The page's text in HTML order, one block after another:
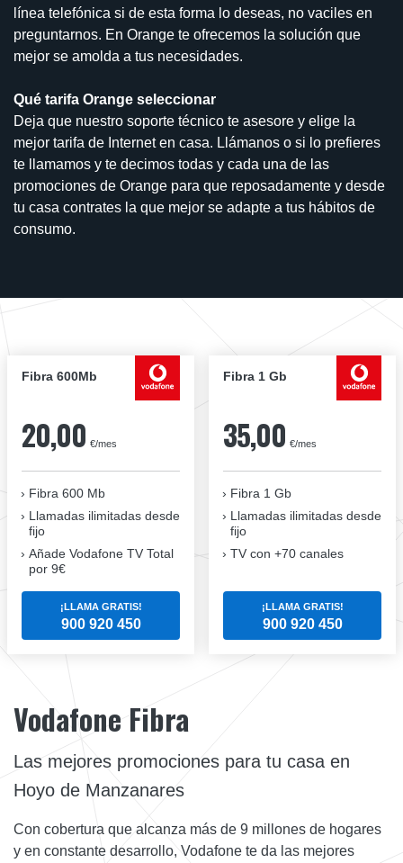
línea telefónica si de esta forma lo deseas, no vaciles en
preguntarnos. En Orange te ofrecemos la solución que
mejor se amolda a tus necesidades.
Qué tarifa Orange seleccionar
Deja que nuestro soporte técnico te asesore y elige la
mejor tarifa de Internet en casa. Llámanos o si lo prefieres
te llamamos y te decimos todas y cada una de las
promociones de Orange para que reposadamente y desde
tu casa contrates la que mejor se adapte a tus hábitos de
consumo.
Fibra 600Mb
20,00 €/mes
Fibra 600 Mb
Llamadas ilimitadas desde
fijo
Añade Vodafone TV Total
por 9€
¡LLAMA GRATIS!
900 920 450
Fibra 1 Gb
35,00 €/mes
Fibra 1 Gb
Llamadas ilimitadas desde
fijo
TV con +70 canales
¡LLAMA GRATIS!
900 920 450
Vodafone Fibra
Las mejores promociones para tu casa en
Hoyo de Manzanares
Con cobertura que alcanza más de 9 millones de hogares
y en constante desarrollo, Vodafone te da las mejores